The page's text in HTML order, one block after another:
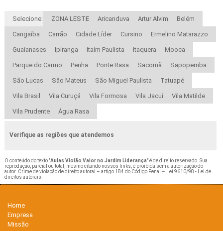
Selecione: ZONA LESTE Aricanduva Artur Alvim Belém
Cangaíba Carrão Cidade Líder Cursino Ermelino Matarazzo
Guaianases Ipiranga Itaim Paulista Itaquera Mooca
Parque do Carmo Penha Ponte Rasa Sacomã Sapopemba
São Lucas São Mateus São Miguel Paulista Tatuapé
Vila Brasil Vila Curuçá Vila Formosa Vila Jacuí Vila Matilde
Vila Prudente Água Rasa
Verifique as regiões que atendemos
O conteúdo do texto "Aulas Violão Valor no Jardim Liderança" é de direito reservado. Sua
reprodução, parcial ou total, mesmo citando nossos links, é proibida sem a autorização do
autor. Crime de violação de direito autoral – artigo 184 do Código Penal – Lei 9610/98 - Lei de
direitos autorais.
Home
Empresa
Missão